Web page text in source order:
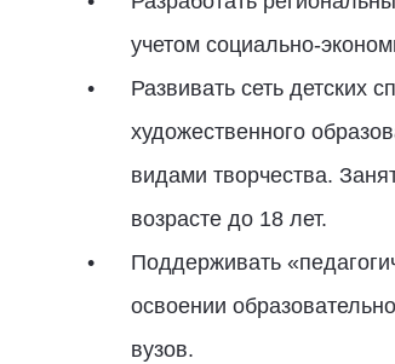
учетом социально-
Развивать сеть детских
художественного
видами творчества.
возрасте до 18 лет.
Поддерживать
освоении
вузов.